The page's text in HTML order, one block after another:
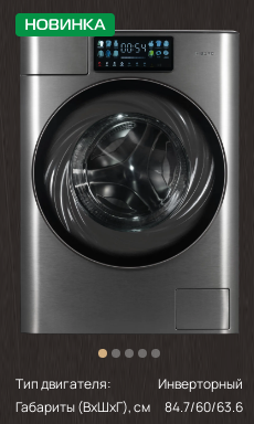
Тип двигателя:
Инверторный
Габариты (ВхШхГ), см
84.7/60/63.6